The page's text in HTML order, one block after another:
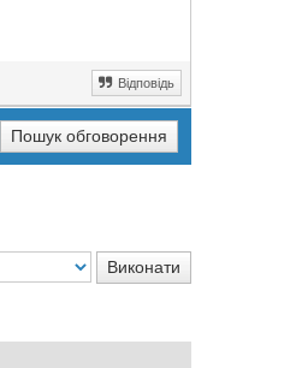
Відповідь